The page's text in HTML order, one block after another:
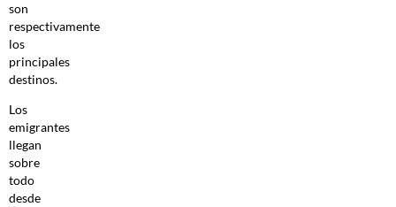
son
respectivamente
los
principales
destinos.
Los
emigrantes
llegan
sobre
todo
desde